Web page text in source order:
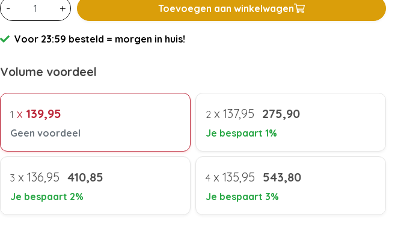
- + Toevoegen aan winkelwagen
Voor 23:59 besteld = morgen in huis!
Volume voordeel
1 x 139,95
Geen voordeel
2 x 137,95 275,90
Je bespaart 1%
3 x 136,95 410,85
Je bespaart 2%
4 x 135,95 543,80
Je bespaart 3%